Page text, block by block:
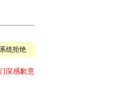
统拒绝
深感歉意